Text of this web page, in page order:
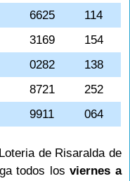
6625
114
3169
154
0282
138
8721
252
9911 064
de Risaralda de
todos losviernes a